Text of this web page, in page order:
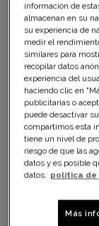
ventre
taille
¿Buscas una
interior
información de
almacenan en su
su experiencia de
medir el
similares para
recopilar datos
experiencia del
haciendo clic en
publicitarias o
puede desactivar
compartimos esta
tiene un nivel de
riesgo de que las
datos y es posible
datos. política de
Más